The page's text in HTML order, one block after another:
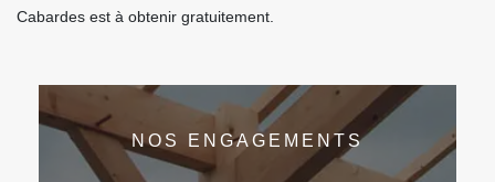
Cabardes est à obtenir gratuitement.
NOS ENGAGEMENTS